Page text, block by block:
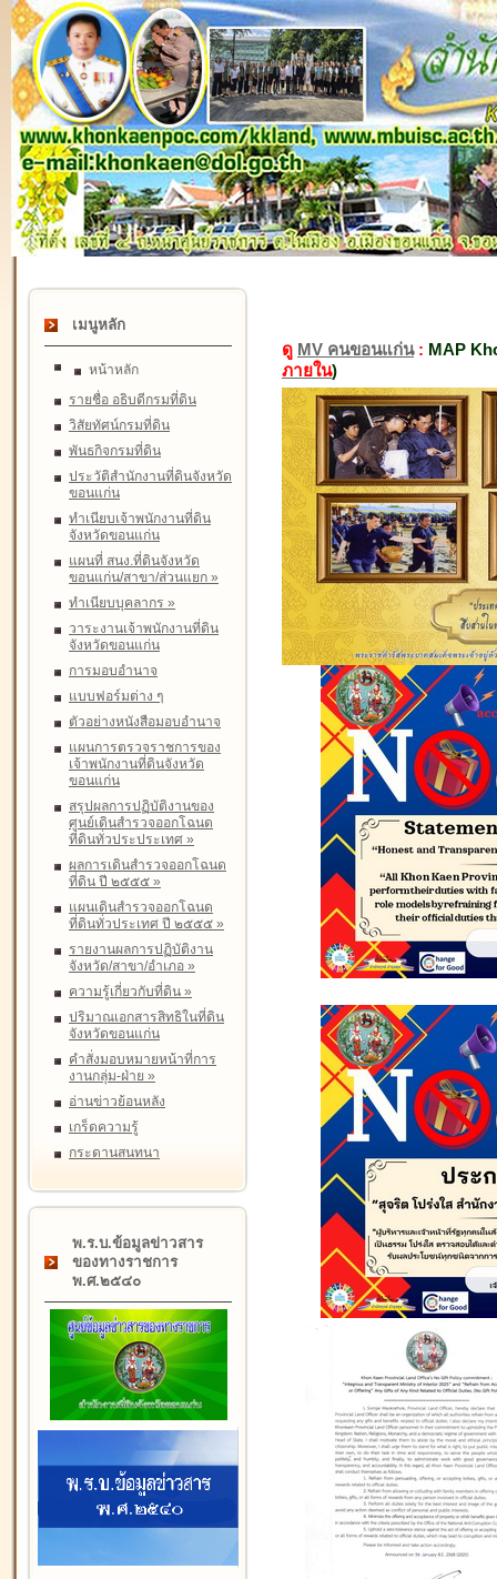
เมนูหลัก
หน้าหลัก
รายชื่อ อธิบดีกรมที่ดิน
วิสัยทัศน์กรมที่ดิน
พันธกิจกรมที่ดิน
ประวัติสำนักงานที่ดินจังหวัด
ขอนแก่น
ทำเนียบเจ้าพนักงานที่ดิน
จังหวัดขอนแก่น
แผนที่ สนง.ที่ดินจังหวัด
ขอนแก่น/สาขา/ส่วนแยก »
ทำเนียบบุคลากร »
วาระงานเจ้าพนักงานที่ดิน
จังหวัดขอนแก่น
การมอบอำนาจ
แบบฟอร์มต่าง ๆ
ตัวอย่างหนังสือมอบอำนาจ
แผนการตรวจราชการของ
เจ้าพนักงานที่ดินจังหวัด
ขอนแก่น
สรุปผลการปฏิบัติงานของ
ศูนย์เดินสำรวจออกโฉนด
ที่ดินทั่วประประเทศ »
ผลการเดินสำรวจออกโฉนด
ที่ดิน ปี ๒๕๕๕ »
แผนเดินสำรวจออกโฉนด
ที่ดินทั่วประเทศ ปี ๒๕๕๕ »
รายงานผลการปฏิบัติงาน
จังหวัด/สาขา/อำเภอ »
ความรู้เกี่ยวกับที่ดิน »
ปริมาณเอกสารสิทธิในที่ดิน
จังหวัดขอนแก่น
คำสั่งมอบหมายหน้าที่การ
งานกลุ่ม-ฝ่าย »
อ่านข่าวย้อนหลัง
เกร็ดความรู้
กระดานสนทนา
พ.ร.บ.ข้อมูลข่าวสาร
ของทางราชการ
พ.ศ.๒๕๔๐
ดู MV คนขอนแก่น: MAP
ภายใน)